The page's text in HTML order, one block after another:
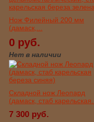
Нож Филейный 200 мм
(дамаск,...
0 руб.
Нет в наличии
Складной нож Леопард
(дамаск, стаб карельская...
7 300 руб.